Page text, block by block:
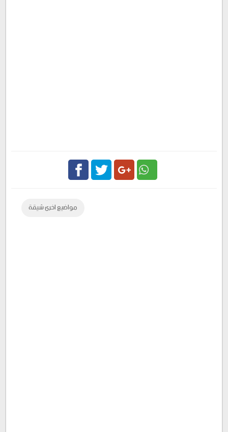
مواضيع اخرى شيقة